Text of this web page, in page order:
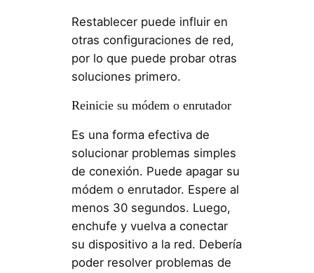
Restablecer puede influir en
otras configuraciones de red,
por lo que puede probar otras
soluciones primero.
Reinicie su módem o enrutador
Es una forma efectiva de
solucionar problemas simples
de conexión. Puede apagar su
módem o enrutador. Espere al
menos 30 segundos. Luego,
enchufe y vuelva a conectar
su dispositivo a la red. Debería
poder resolver problemas de